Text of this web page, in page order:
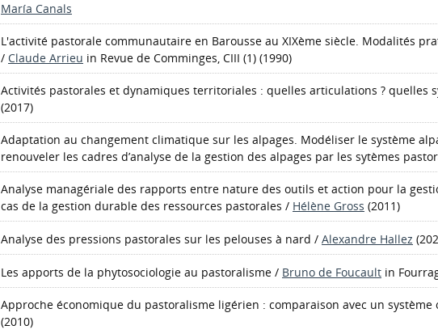
María Canals
L'activité pastorale communautaire en Barousse au XIXème siècle. Modalités
/ Claude Arrieu in Revue de Comminges, CIII (1) (1990)
Activités pastorales et dynamiques territoriales : quelles articulations ? quelles
(2017)
Adaptation au changement climatique sur les alpages. Modéliser le système
renouveler les cadres d’analyse de la gestion des alpages par les sytèmes
Analyse managériale des rapports entre nature des outils et action pour la
cas de la gestion durable des ressources pastorales / Hélène Gross (2011)
Analyse des pressions pastorales sur les pelouses à nard / Alexandre Hallez
Les apports de la phytosociologie au pastoralisme / Bruno de Foucault in
Approche économique du pastoralisme ligérien : comparaison avec un
(2010)